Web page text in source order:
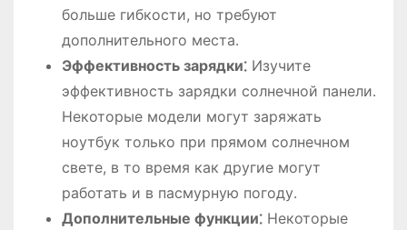
больше гибкости, но требуют
дополнительного места․
Эффективность зарядки⁚Изучите
эффективность зарядки солнечной панели․
Некоторые модели могут заряжать
ноутбук только при прямом солнечном
свете, в то время как другие могут
работать и в пасмурную погоду․
Дополнительные функции⁚Некоторые